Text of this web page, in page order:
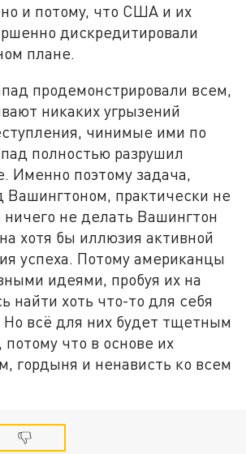
и потому, что США и их
дискредитировали
плане.
продемонстрировали всем,
никаких угрызений
чинимые ими по
полностью разрушил
Именно поэтому задача,
Вашингтоном, практически не
не делать Вашингтон
хотя бы иллюзия активной
успеха. Потому американцы
идеями, пробуя их на
найти хоть что-то для себя
Но всё для них будет тщетным
что в основе их
гордыня и ненависть ко всем